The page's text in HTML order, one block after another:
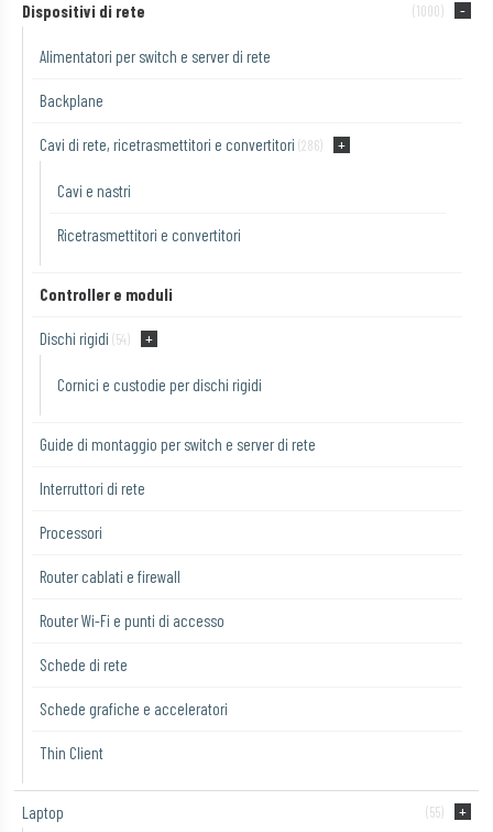
Dispositivi di rete (1000)
Alimentatori per switch e server di rete
Backplane
Cavi di rete, ricetrasmettitori e convertitori (286)
Cavi e nastri
Ricetrasmettitori e convertitori
Controller e moduli
Dischi rigidi (54)
Cornici e custodie per dischi rigidi
Guide di montaggio per switch e server di rete
Interruttori di rete
Processori
Router cablati e firewall
Router Wi-Fi e punti di accesso
Schede di rete
Schede grafiche e acceleratori
Thin Client
Laptop (55)